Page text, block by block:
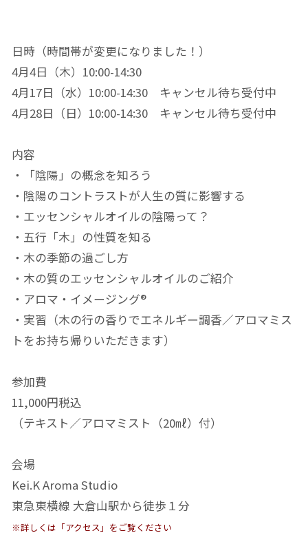
日時（時間帯が変更になりました！）
4月4日（木）10:00-14:30
4月17日（水）10:00-14:30 キャンセル待ち受付中
4月28日（日）10:00-14:30 キャンセル待ち受付中
内容
・「陰陽」の概念を知ろう
・陰陽のコントラストが人生の質に影響する
・エッセンシャルオイルの陰陽って？
・五行「木」の性質を知る
・木の季節の過ごし方
・木の質のエッセンシャルオイルのご紹介
・アロマ・イメージング®
・実習（木の行の香りでエネルギー調香／アロマミス
トをお持ち帰りいただきます）
参加費
11,000円税込
（テキスト／アロマミスト（20㎖）付）
会場
Kei.K Aroma Studio
東急東横線 大倉山駅から徒歩１分
※詳しくは「アクセス」をご覧ください